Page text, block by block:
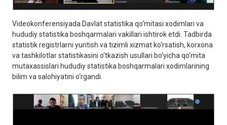
Videokonferensiyada Davlat statistika qo‘mitasi xodimlari va
hududiy statistika boshqarmalari vakillari ishtirok etdi. Tadbirda
statistik registrlarni yuritish va tizimli xizmat ko‘rsatish, korxona
va tashkilotlar statistikasini o‘tkazish usullari bo‘yicha qo‘mita
mutaxassislari hududiy statistika boshqarmalari xodimlarining
bilim va salohiyatini o‘rgandi.